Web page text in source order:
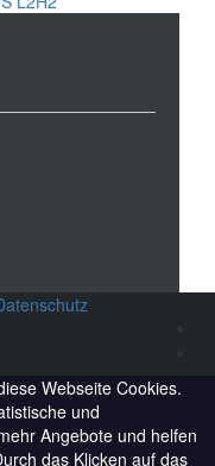
Webseite Cookies.
und
Angebote und helfen
das Klicken auf das